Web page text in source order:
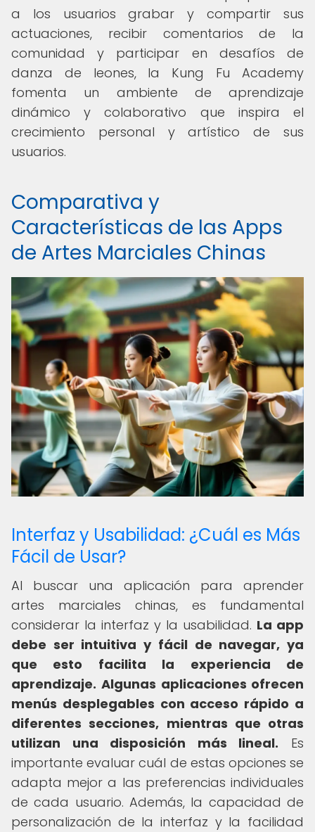
a los usuarios grabar y compartir sus
actuaciones, recibir comentarios de la
comunidad y participar en desafíos de
danza de leones, la Kung Fu Academy
fomenta un ambiente de aprendizaje
dinámico y colaborativo que inspira el
crecimiento personal y artístico de sus
usuarios.
Comparativa y
Características de las Apps
de Artes Marciales Chinas
Interfaz y Usabilidad: ¿Cuál es Más
Fácil de Usar?
Al buscar una aplicación para aprender
artes marciales chinas, es fundamental
considerar la interfaz y la usabilidad. La app
debe ser intuitiva y fácil de navegar, ya
que esto facilita la experiencia de
aprendizaje. Algunas aplicaciones ofrecen
menús desplegables con acceso rápido a
diferentes secciones, mientras que otras
utilizan una disposición más lineal. Es
importante evaluar cuál de estas opciones se
adapta mejor a las preferencias individuales
de cada usuario. Además, la capacidad de
personalización de la interfaz y la facilidad